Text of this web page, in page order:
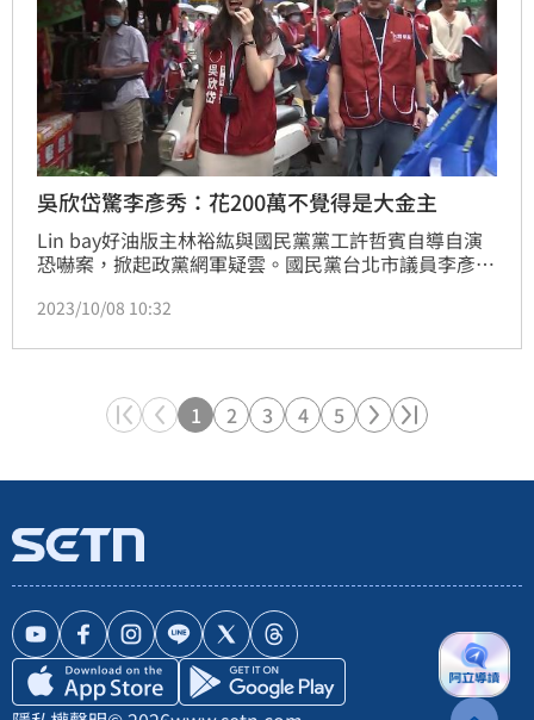
吳欣岱驚李彥秀：花200萬不覺得是大金主
Lin bay好油版主林裕紘與國民黨黨工許哲賓自導自演
恐嚇案，掀起政黨網軍疑雲。國民黨台北市議員李彥秀
金主，但她認為找公關公司幫忙拍照、短影音宣傳非常
（8）日表示，如果李覺得花了200多萬都不是大金
2023/10/08 10:32
1 2 3 4 5